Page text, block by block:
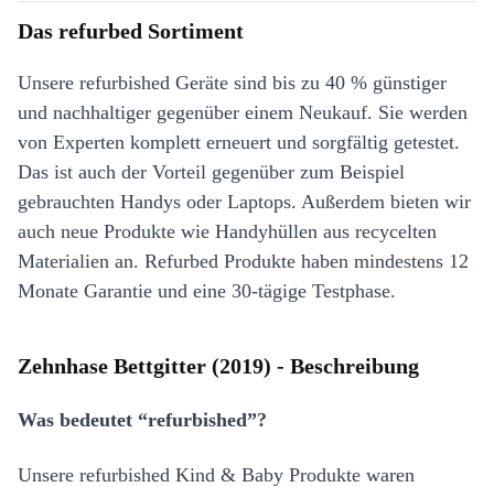
Das refurbed Sortiment
Unsere refurbished Geräte sind bis zu 40 % günstiger
und nachhaltiger gegenüber einem Neukauf. Sie werden
von Experten komplett erneuert und sorgfältig getestet.
Das ist auch der Vorteil gegenüber zum Beispiel
gebrauchten Handys oder Laptops. Außerdem bieten wir
auch neue Produkte wie Handyhüllen aus recycelten
Materialien an. Refurbed Produkte haben mindestens 12
Monate Garantie und eine 30-tägige Testphase.
Zehnhase Bettgitter (2019) - Beschreibung
Was bedeutet “refurbished”?
Unsere refurbished Kind & Baby Produkte waren